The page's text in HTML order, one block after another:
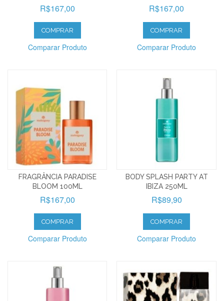
R$167,00
COMPRAR
Comparar Produto
R$167,00
COMPRAR
Comparar Produto
FRAGRÂNCIA PARADISE
BLOOM 100ML
R$167,00
COMPRAR
Comparar Produto
BODY SPLASH PARTY AT
IBIZA 250ML
R$89,90
COMPRAR
Comparar Produto